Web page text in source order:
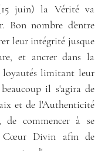
juin) la Vérité va
Bon nombre d'entre
leur intégrité jusque
et ancrer dans la
limitant leur
il s'agira de
et de l'Authenticité
de commencer à se
Cœur Divin afin de